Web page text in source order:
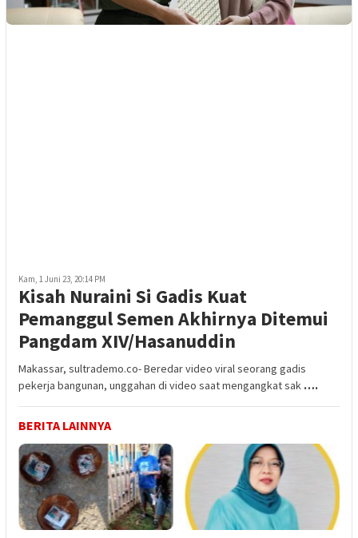
Kam, 1 Juni 23, 20:14 PM
Kisah Nuraini Si Gadis Kuat
Pemanggul Semen Akhirnya Ditemui
Pangdam XIV/Hasanuddin
Makassar, sultrademo.co- Beredar video viral seorang gadis
pekerja bangunan, unggahan di video saat mengangkat sak ….
BERITA LAINNYA